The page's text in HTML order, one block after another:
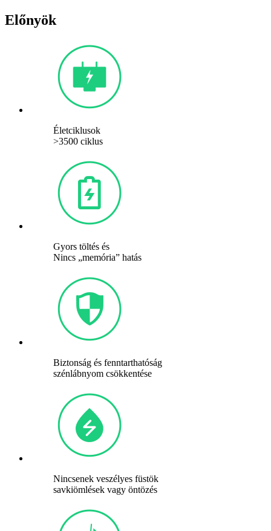
Előnyök
Életciklusok
>3500 ciklus
Gyors töltés és
Nincs „memória” hatás
Biztonság és fenntarthatóság
szénlábnyom csökkentése
Nincsenek veszélyes füstök
savkiömlések vagy öntözés